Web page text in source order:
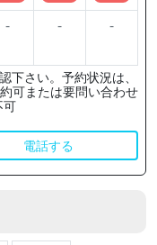
- - -
下さい。予約状況は、
可または要問い合わせ
可
電話する